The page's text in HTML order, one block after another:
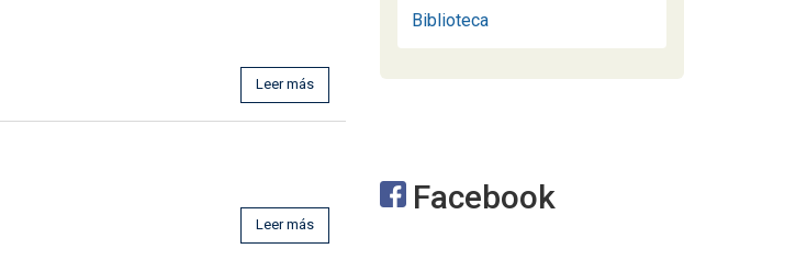
Leer más
Leer más
Biblioteca
Facebook